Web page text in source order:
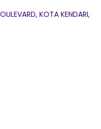
KOTA KENDARI,